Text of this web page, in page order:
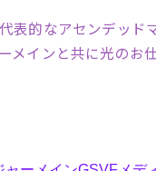
表的なアセンデッド
メインと共に光のお